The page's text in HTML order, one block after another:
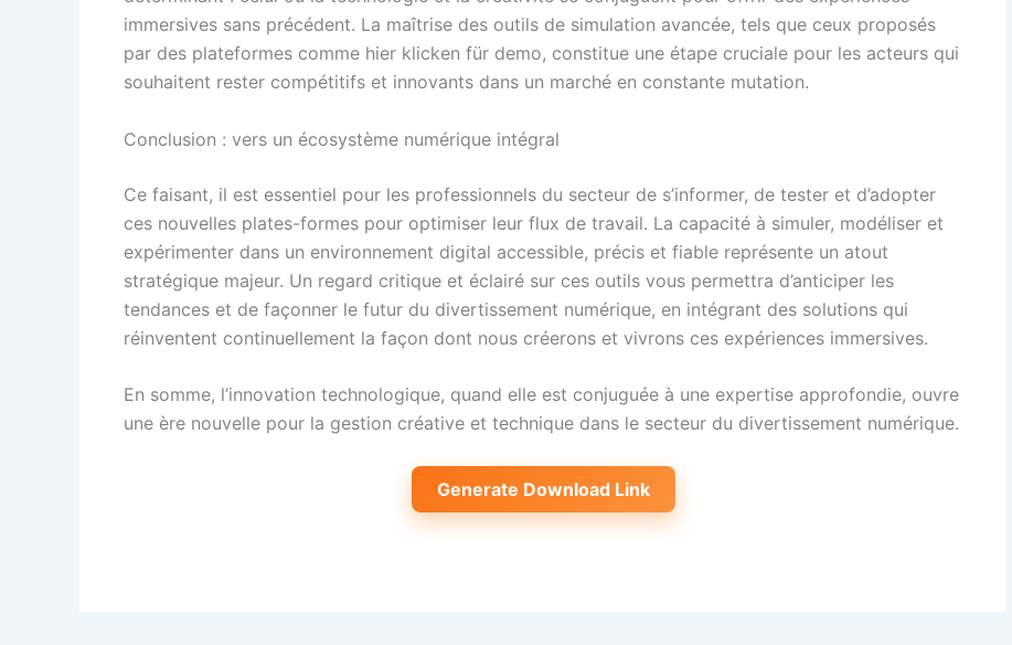
immersives sans précédent. La maîtrise des outils de simulation avancée, tels que ceux proposés
par des plateformes comme hier klicken für demo, constitue une étape cruciale pour les acteurs qui
souhaitent rester compétitifs et innovants dans un marché en constante mutation.
Conclusion : vers un écosystème numérique intégral
Ce faisant, il est essentiel pour les professionnels du secteur de s’informer, de tester et d’adopter
ces nouvelles plates-formes pour optimiser leur flux de travail. La capacité à simuler, modéliser et
expérimenter dans un environnement digital accessible, précis et fiable représente un atout
stratégique majeur. Un regard critique et éclairé sur ces outils vous permettra d’anticiper les
tendances et de façonner le futur du divertissement numérique, en intégrant des solutions qui
réinventent continuellement la façon dont nous créerons et vivrons ces expériences immersives.
En somme, l’innovation technologique, quand elle est conjuguée à une expertise approfondie, ouvre
une ère nouvelle pour la gestion créative et technique dans le secteur du divertissement numérique.
Generate Download Link